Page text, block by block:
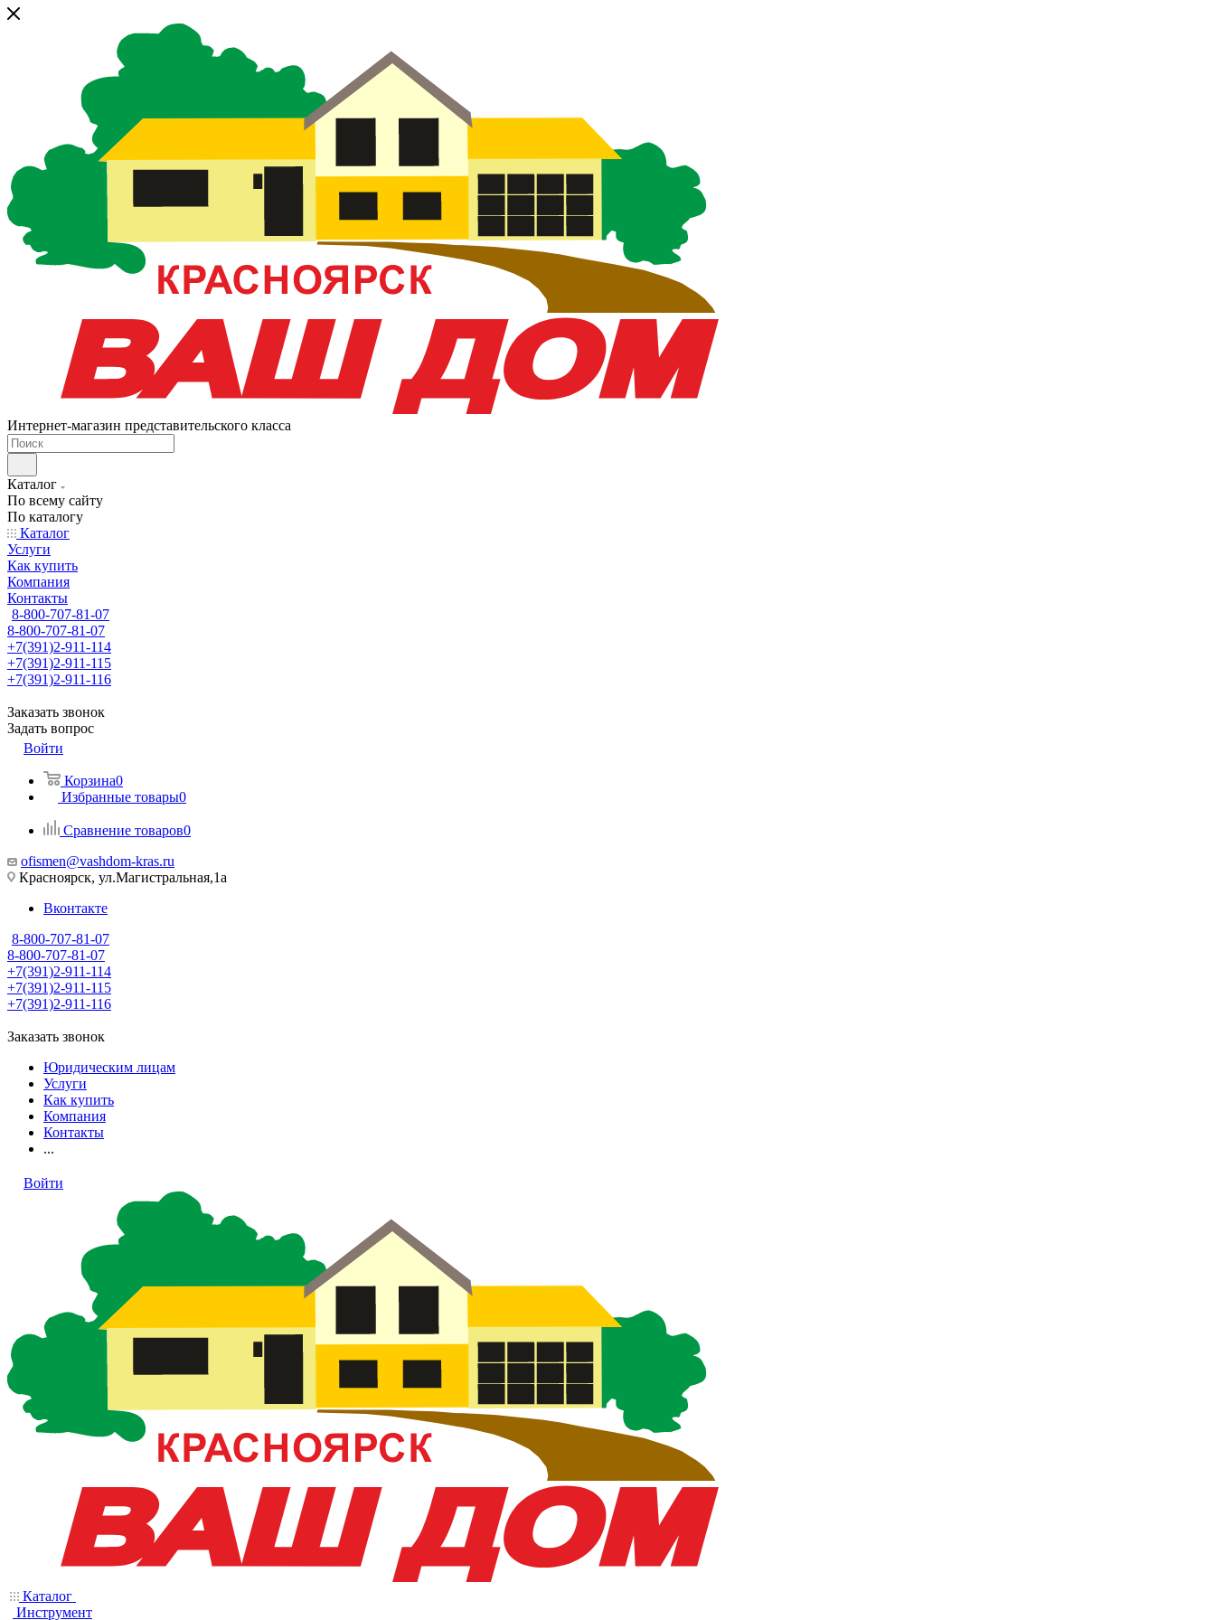
Интернет-магазин представительского класса
Каталог
По всему сайту
По каталогу
Каталог
Услуги
Как купить
Компания
Контакты
8-800-707-81-07
8-800-707-81-07
+7(391)2-911-114
+7(391)2-911-115
+7(391)2-911-116
Заказать звонок
Задать вопрос
Войти
Корзина0
Избранные товары0
Сравнение товаров0
ofismen@vashdom-kras.ru
Красноярск, ул.Магистральная,1а
Вконтакте
8-800-707-81-07
8-800-707-81-07
+7(391)2-911-114
+7(391)2-911-115
+7(391)2-911-116
Заказать звонок
Юридическим лицам
Услуги
Как купить
Компания
Контакты
...
Войти
Каталог
Инструмент